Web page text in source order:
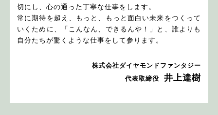
切にし、心の通った丁寧な仕事をします。
常に期待を超え、もっと、もっと面白い未来をつくって
いくために、「こんなん、できるんや！」と、誰よりも
自分たちが驚くような仕事をして参ります。
株式会社ダイヤモンドファンタジー
代表取締役
井上達樹